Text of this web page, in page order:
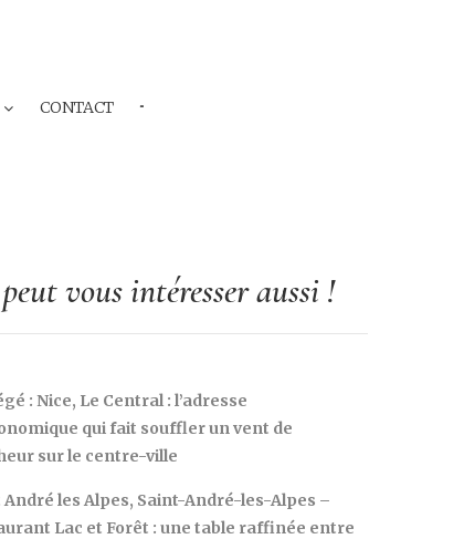
CONTACT ···
vous intéresser aussi !
: Nice, Le Central : l’adresse
qui fait souffler un vent de
sur le centre-ville
André les Alpes, Saint-André-les-Alpes –
Lac et Forêt : une table raffinée entre